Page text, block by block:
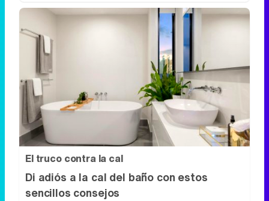
El truco contra la cal
Di adiós a la cal del baño con estos
sencillos consejos